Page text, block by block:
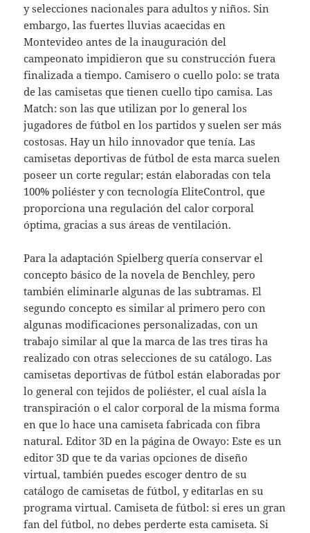
y selecciones nacionales para adultos y niños. Sin
embargo, las fuertes lluvias acaecidas en
Montevideo antes de la inauguración del
campeonato impidieron que su construcción fuera
finalizada a tiempo. Camisero o cuello polo: se trata
de las camisetas que tienen cuello tipo camisa. Las
Match: son las que utilizan por lo general los
jugadores de fútbol en los partidos y suelen ser más
costosas. Hay un hilo innovador que tenía. Las
camisetas deportivas de fútbol de esta marca suelen
poseer un corte regular; están elaboradas con tela
100% poliéster y con tecnología EliteControl, que
proporciona una regulación del calor corporal
óptima, gracias a sus áreas de ventilación.
Para la adaptación Spielberg quería conservar el
concepto básico de la novela de Benchley, pero
también eliminarle algunas de las subtramas. El
segundo concepto es similar al primero pero con
algunas modificaciones personalizadas, con un
trabajo similar al que la marca de las tres tiras ha
realizado con otras selecciones de su catálogo. Las
camisetas deportivas de fútbol están elaboradas por
lo general con tejidos de poliéster, el cual aísla la
transpiración o el calor corporal de la misma forma
en que lo hace una camiseta fabricada con fibra
natural. Editor 3D en la página de Owayo: Este es un
editor 3D que te da varias opciones de diseño
virtual, también puedes escoger dentro de su
catálogo de camisetas de fútbol, y editarlas en su
programa virtual. Camiseta de fútbol: si eres un gran
fan del fútbol, no debes perderte esta camiseta. Si